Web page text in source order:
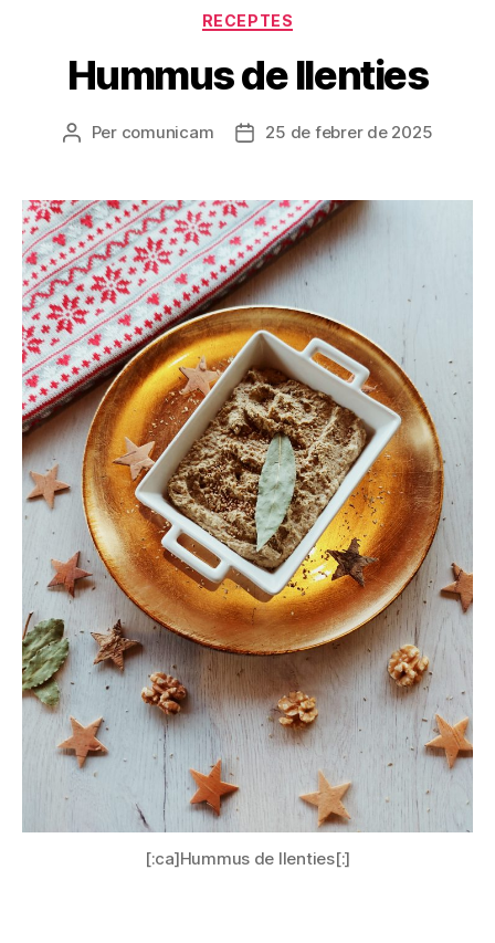
Categories
RECEPTES
Hummus de llenties
Autor
Per comunicam
Data25 de febrer de 2025
[:ca]Hummus de llenties[:]